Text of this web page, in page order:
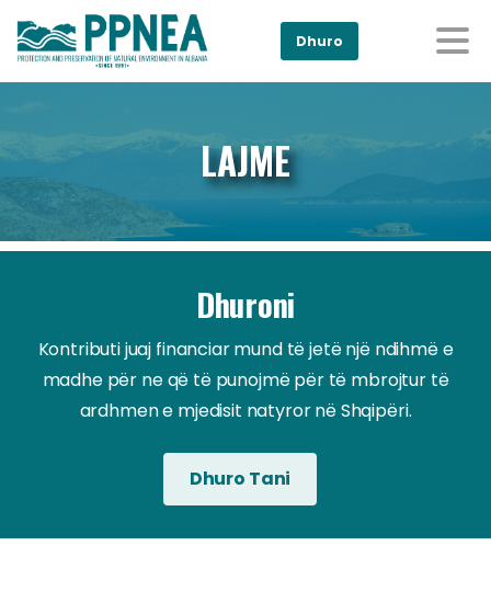
Dhuro
LAJME
Dhuroni
Kontributi juaj financiar mund të jetë një ndihmë e
madhe për ne që të punojmë për të mbrojtur të
ardhmen e mjedisit natyror në Shqipëri.
Dhuro Tani